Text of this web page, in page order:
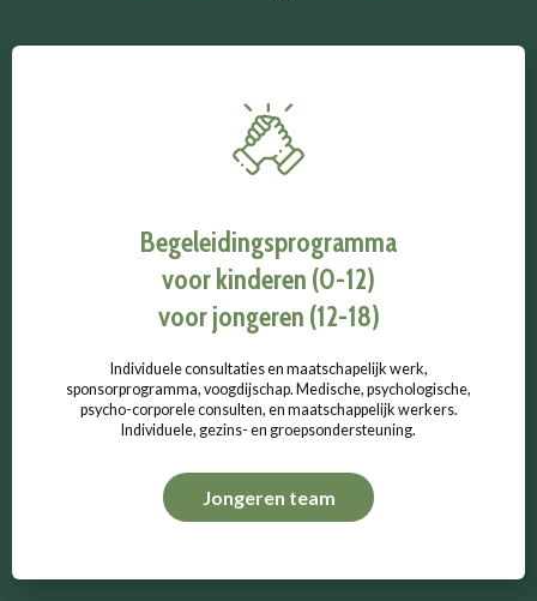
Begeleidingsprogramma
voor kinderen (0-12)
voor jongeren (12-18)
Individuele consultaties en maatschapelijk werk,
sponsorprogramma, voogdijschap. Medische, psychologische,
psycho-corporele consulten, en maatschappelijk werkers.
Individuele, gezins- en groepsondersteuning.
Jongeren team